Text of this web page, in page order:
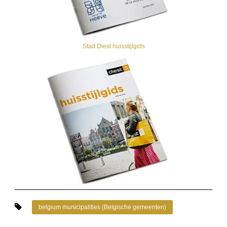
Stad Diest huisstijlgids
belgium municipalities (Belgische gemeenten)